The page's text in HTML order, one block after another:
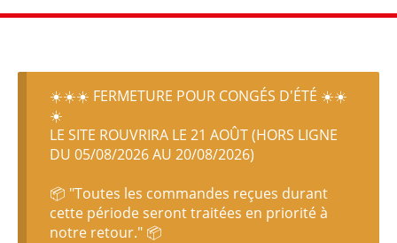
☀️☀️☀️ FERMETURE POUR CONGÉS D'ÉTÉ ☀️☀️
☀️
LE SITE ROUVRIRA LE 21 AOÛT (HORS LIGNE
DU 05/08/2026 AU 20/08/2026)
📦 "Toutes les commandes reçues durant
cette période seront traitées en priorité à
notre retour." 📦